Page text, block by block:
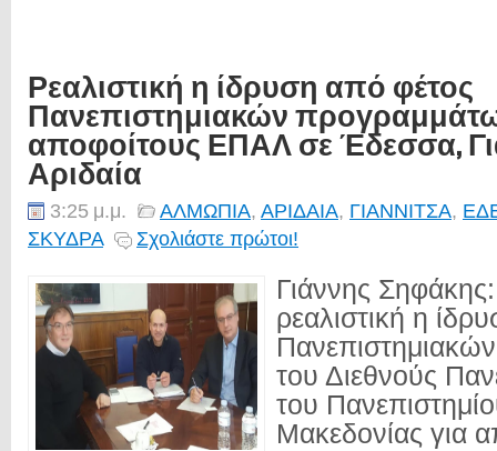
Ρεαλιστική η ίδρυση από φέτος
Πανεπιστημιακών
αποφοίτους ΕΠΑΛ σε Έδεσσα,
Αριδαία
3:25 μ.μ. ΑΛΜΩΠΙΑ, ΑΡΙΔΑΙΑ, ΓΙΑΝΝΙΤΣΑ,
ΣΚΥΔΡΑ
Σχολιάστε πρώτοι!
Γιάννης
ρεαλιστική η
του Διεθνούς
του
Μακεδονίας για